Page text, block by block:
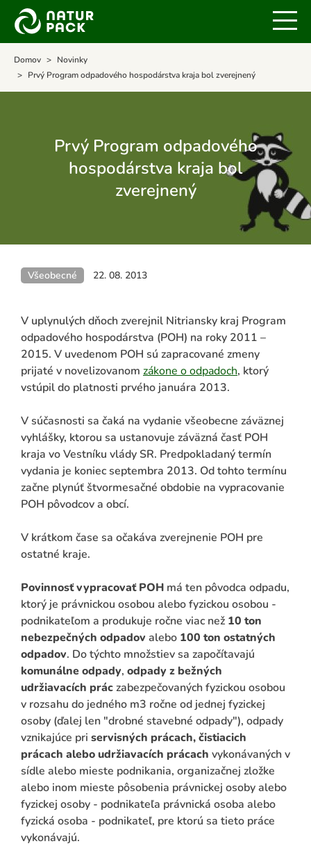
Domov
Novinky
Prvý Program odpadového hospodárstva kraja bol zverejnený
Prvý Program odpadového
hospodárstva kraja bol
zverejnený
Všeobecné 22. 08. 2013
V uplynulých dňoch zverejnil Nitriansky kraj Program
odpadového hospodárstva (POH) na roky 2011 –
2015. V uvedenom POH sú zapracované zmeny
prijaté v novelizovanom zákone o odpadoch, ktorý
vstúpil do platnosti prvého januára 2013.
V súčasnosti sa čaká na vydanie všeobecne záväznej
vyhlášky, ktorou sa ustanovuje záväzná časť POH
kraja vo Vestníku vlády SR. Predpokladaný termín
vydania je koniec septembra 2013. Od tohto termínu
začne plynúť štvormesačné obdobie na vypracovanie
POH pôvodcov a obcí.
V krátkom čase sa očakáva zverejnenie POH pre
ostatné kraje.
Povinnosť vypracovať POH má ten pôvodca odpadu,
ktorý je právnickou osobou alebo fyzickou osobou -
podnikateľom a produkuje ročne viac než 10 ton
nebezpečných odpadov alebo 100 ton ostatných
odpadov. Do týchto množstiev sa započítavajú
komunálne odpady, odpady z bežných
udržiavacích práczabezpečovaných fyzickou osobou
v rozsahu do jedného m3 ročne od jednej fyzickej
osoby (ďalej len "drobné stavebné odpady"), odpady
vznikajúce pri servisných prácach, čistiacich
prácach alebo udržiavacích prácach vykonávaných v
sídle alebo mieste podnikania, organizačnej zložke
alebo inom mieste pôsobenia právnickej osoby alebo
fyzickej osoby - podnikateľa právnická osoba alebo
fyzická osoba - podnikateľ, pre ktorú sa tieto práce
vykonávajú.